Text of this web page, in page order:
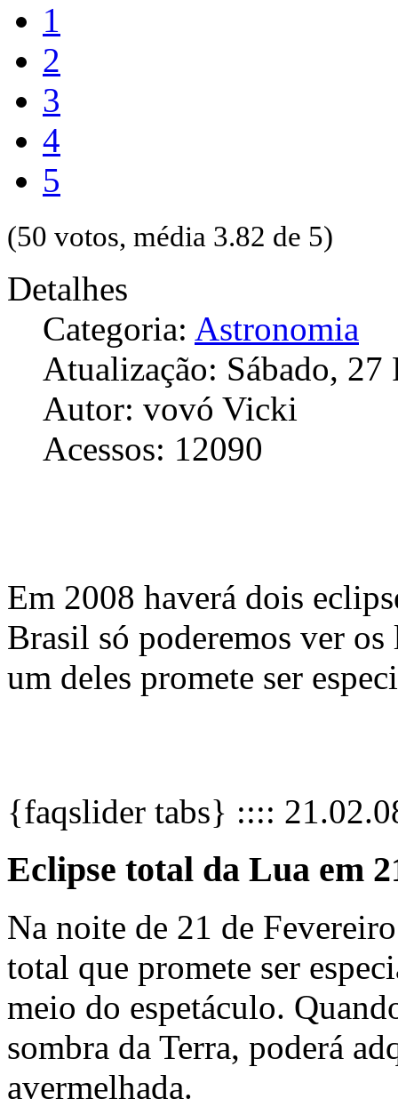
1
2
3
4
5
(50 votos, média 3.82 de 5)
Detalhes
Categoria: Astronomia
Atualização: Sábado,
Autor: vovó Vicki
Acessos: 12090
Em 2008 haverá dois
Brasil só poderemos ver os
um deles promete ser
{faqslider tabs} ::::
Eclipse total da Lua em
Na noite de 21 de
total que promete ser
meio do espetáculo.
sombra da Terra, poderá
avermelhada.